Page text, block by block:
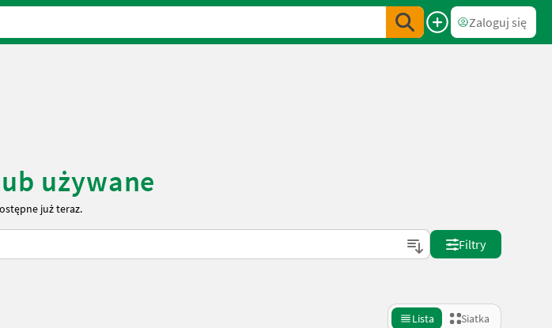
Zaloguj się
używane
już teraz.
Filtry
Lista Siatka